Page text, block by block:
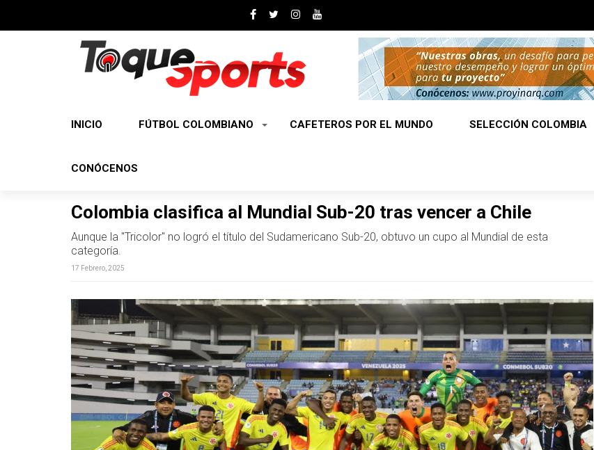
INICIO FÚTBOL COLOMBIANO CAFETEROS POR EL MUNDO SELECCIÓN COLOMBIA
CONÓCENOS
Colombia clasifica al Mundial Sub-20 tras vencer a Chile
Aunque la "Tricolor" no logró el título del Sudamericano Sub-20, obtuvo un cupo al Mundial de esta
categoría.
17 Febrero, 2025